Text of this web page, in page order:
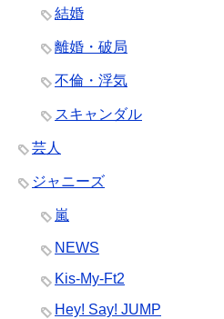
結婚
離婚・破局
不倫・浮気
スキャンダル
芸人
ジャニーズ
嵐
NEWS
Kis-My-Ft2
Hey! Say! JUMP